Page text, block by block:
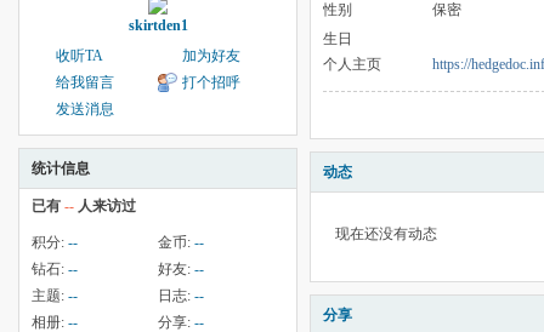
skirtden1
收听TA
加为好友
给我留言
打个招呼
发送消息
统计信息
已有 -- 人来访过
积分: -- 金币: --
钻石: -- 好友: --
主题: -- 日志: --
相册: -- 分享: --
性别
保密
生日
个人主页
https://
动态
现在还没有动态
分享